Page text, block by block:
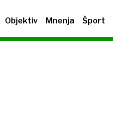
Objektiv Mnenja Šport